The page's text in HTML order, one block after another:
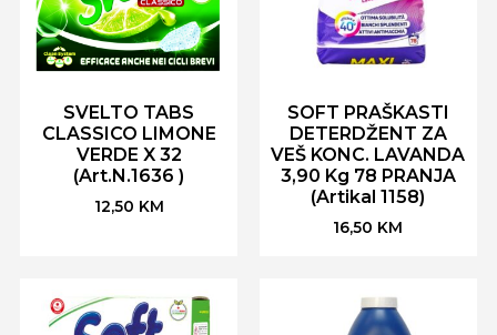
SVELTO TABS
CLASSICO LIMONE
VERDE X 32
(Art.N.1636 )
12,50 KM
SOFT PRAŠKASTI
DETERDŽENT ZA
VEŠ KONC. LAVANDA
3,90 Kg 78 PRANJA
(Artikal 1158)
16,50 KM